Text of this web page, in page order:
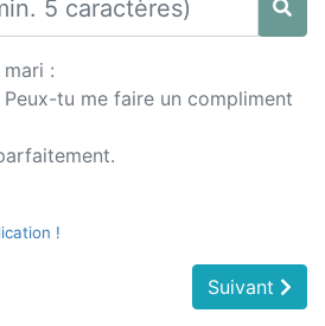
:
tu me faire un compliment
!
Suivant